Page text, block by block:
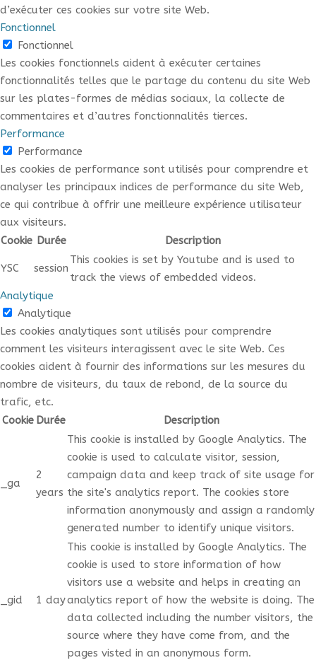
d’exécuter ces cookies sur votre site Web.
Fonctionnel
Fonctionnel
Les cookies fonctionnels aident à exécuter certaines
fonctionnalités telles que le partage du contenu du site Web
sur les plates-formes de médias sociaux, la collecte de
commentaires et d’autres fonctionnalités tierces.
Performance
Performance
Les cookies de performance sont utilisés pour comprendre et
analyser les principaux indices de performance du site Web,
ce qui contribue à offrir une meilleure expérience utilisateur
aux visiteurs.
Cookie Durée Description
YSC session
This cookies is set by Youtube and is used to
track the views of embedded videos.
Analytique
Analytique
Les cookies analytiques sont utilisés pour comprendre
comment les visiteurs interagissent avec le site Web. Ces
cookies aident à fournir des informations sur les mesures du
nombre de visiteurs, du taux de rebond, de la source du
trafic, etc.
Cookie Durée Description
_ga
2
years
This cookie is installed by Google Analytics. The
cookie is used to calculate visitor, session,
campaign data and keep track of site usage for
the site's analytics report. The cookies store
information anonymously and assign a randomly
generated number to identify unique visitors.
_gid 1 day
This cookie is installed by Google Analytics. The
cookie is used to store information of how
visitors use a website and helps in creating an
analytics report of how the website is doing. The
data collected including the number visitors, the
source where they have come from, and the
pages visted in an anonymous form.